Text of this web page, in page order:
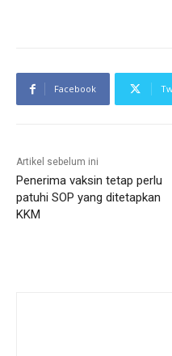
Facebook
Artikel sebelum ini
Penerima vaksin tetap perlu
patuhi SOP yang ditetapkan
KKM